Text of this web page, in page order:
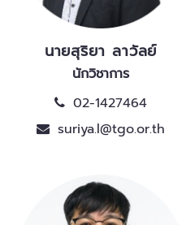
นายสุริยา ลาวัลย์
นักวิชาการ
02-1427464
suriya.l@tgo.or.th